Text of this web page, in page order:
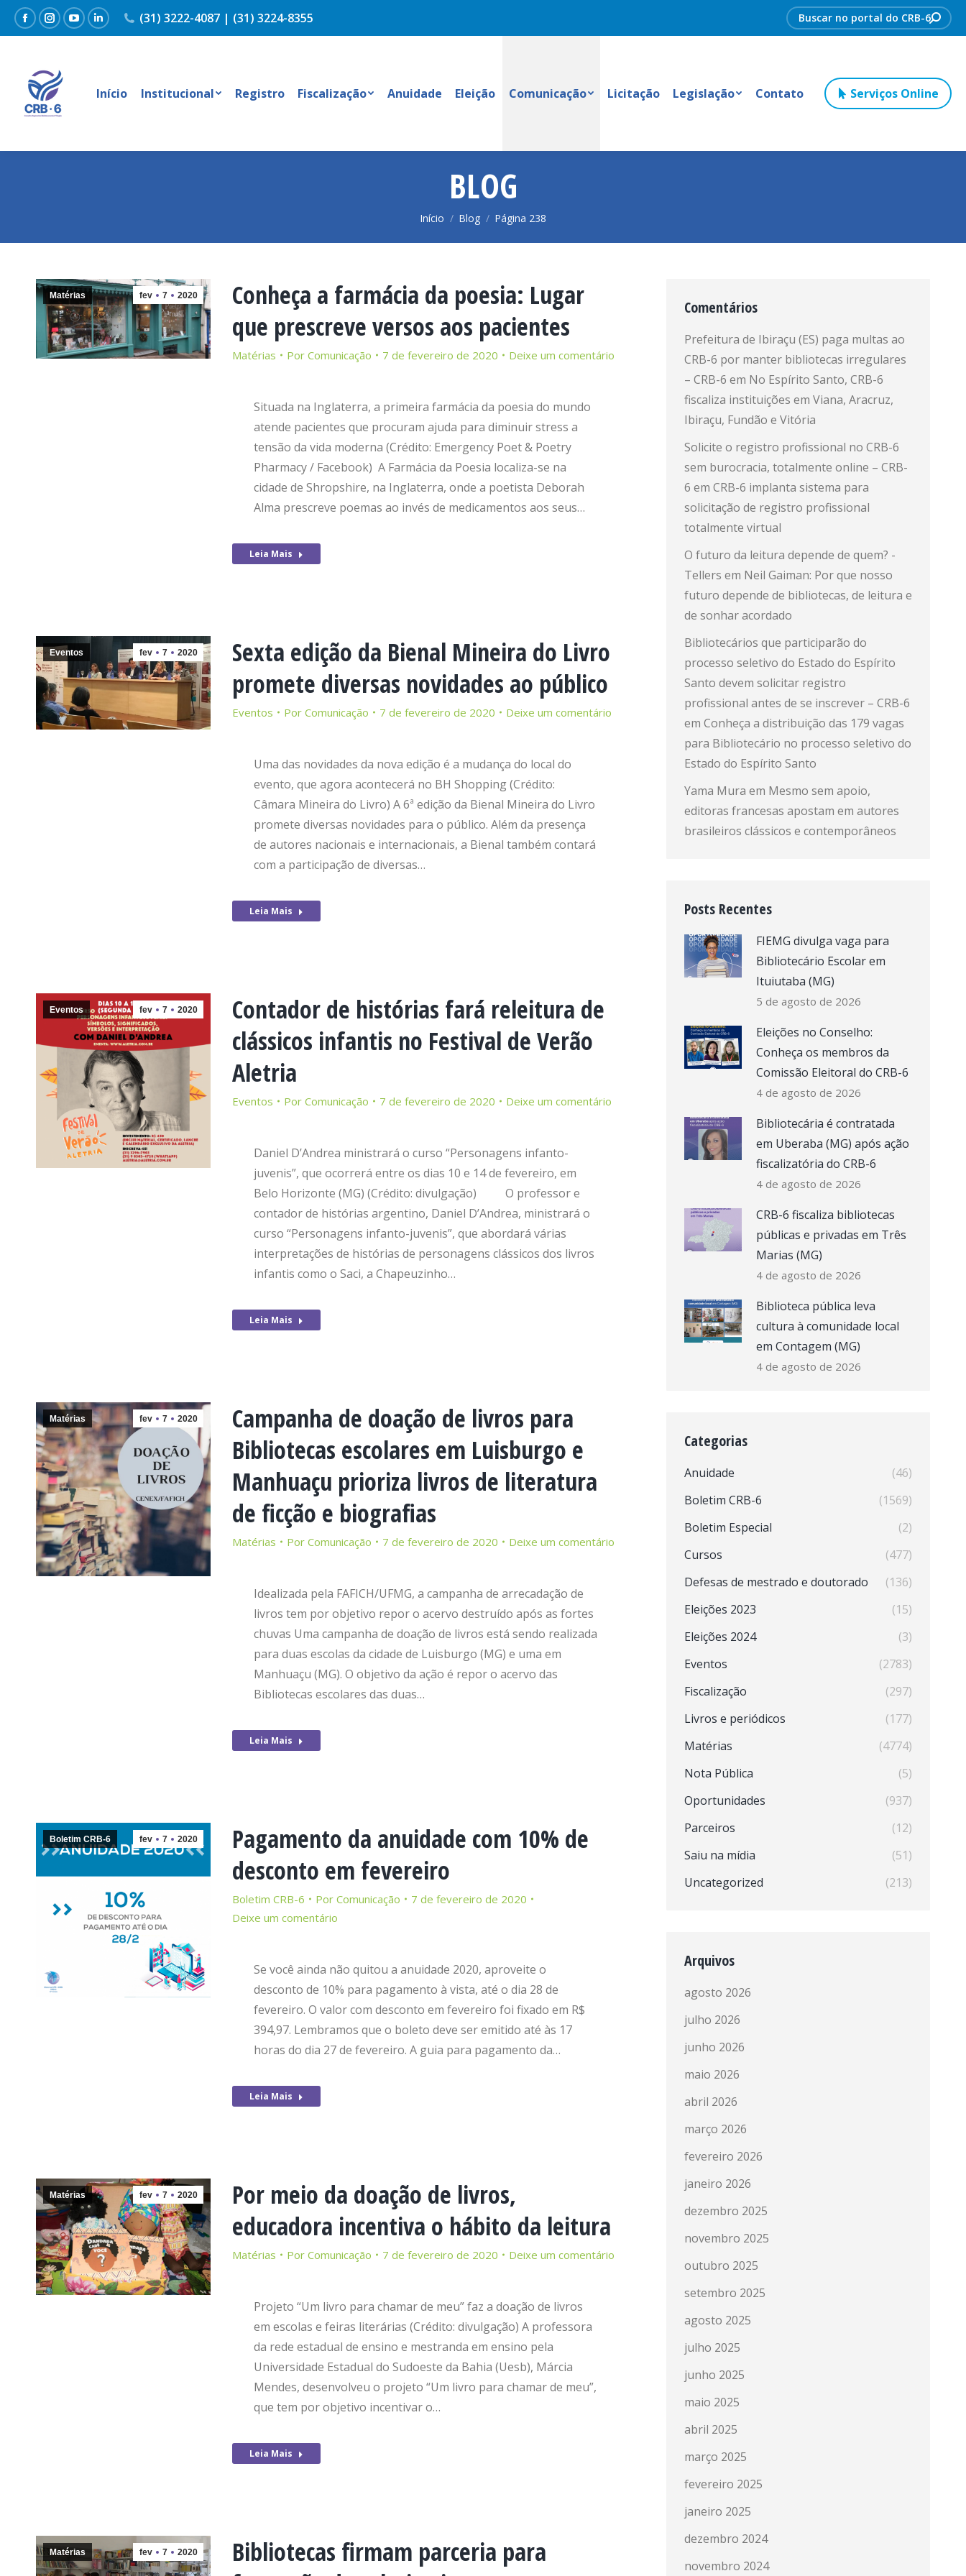
FacebookInstagram
YouTubeLinkedin
(31) 3222-4087 | (31) 3224-8355 Search:
Início Institucional Registro Fiscalização Anuidade Eleição Comunicação Licitação Legislação Contato Serviços Online
BLOG
Você está aqui:
Início Blog Página 238
fev 7 2020
Matérias
Conheça a farmácia da poesia: Lugar
que prescreve versos aos pacientes
Matérias PorComunicação 7 de fevereiro de 2020 Deixe um comentário
Situada na Inglaterra, a primeira farmácia da poesia do mundo
atende pacientes que procuram ajuda para diminuir stress a
tensão da vida moderna (Crédito: Emergency Poet & Poetry
Pharmacy / Facebook) A Farmácia da Poesia localiza-se na
cidade de Shropshire, na Inglaterra, onde a poetista Deborah
Alma prescreve poemas ao invés de medicamentos aos seus…
Leia Mais
fev 7 2020
Eventos
Sexta edição da Bienal Mineira do Livro
promete diversas novidades ao público
Eventos PorComunicação 7 de fevereiro de 2020 Deixe um comentário
Uma das novidades da nova edição é a mudança do local do
evento, que agora acontecerá no BH Shopping (Crédito:
Câmara Mineira do Livro) A 6ª edição da Bienal Mineira do Livro
promete diversas novidades para o público. Além da presença
de autores nacionais e internacionais, a Bienal também contará
com a participação de diversas…
Leia Mais
fev 7 2020
Eventos
Contador de histórias fará releitura de
clássicos infantis no Festival de Verão
Aletria
Eventos PorComunicação 7 de fevereiro de 2020 Deixe um comentário
Daniel D’Andrea ministrará o curso “Personagens infanto-
juvenis”, que ocorrerá entre os dias 10 e 14 de fevereiro, em
Belo Horizonte (MG) (Crédito: divulgação) O professor e
contador de histórias argentino, Daniel D’Andrea, ministrará o
curso “Personagens infanto-juvenis”, que abordará várias
interpretações de histórias de personagens clássicos dos livros
infantis como o Saci, a Chapeuzinho…
Leia Mais
fev 7 2020
Matérias
Campanha de doação de livros para
Bibliotecas escolares em Luisburgo e
Manhuaçu prioriza livros de literatura
de ficção e biografias
Matérias PorComunicação 7 de fevereiro de 2020 Deixe um comentário
Idealizada pela FAFICH/UFMG, a campanha de arrecadação de
livros tem por objetivo repor o acervo destruído após as fortes
chuvas Uma campanha de doação de livros está sendo realizada
para duas escolas da cidade de Luisburgo (MG) e uma em
Manhuaçu (MG). O objetivo da ação é repor o acervo das
Bibliotecas escolares das duas…
Leia Mais
fev 7 2020
Boletim CRB-6
Pagamento da anuidade com 10% de
desconto em fevereiro
Boletim CRB-6 PorComunicação
7 de fevereiro de 2020
Deixe um comentário
Se você ainda não quitou a anuidade 2020, aproveite o
desconto de 10% para pagamento à vista, até o dia 28 de
fevereiro. O valor com desconto em fevereiro foi fixado em R$
394,97. Lembramos que o boleto deve ser emitido até às 17
horas do dia 27 de fevereiro. A guia para pagamento da…
Leia Mais
fev 7 2020
Matérias
Por meio da doação de livros,
educadora incentiva o hábito da leitura
Matérias PorComunicação 7 de fevereiro de 2020 Deixe um comentário
Projeto “Um livro para chamar de meu” faz a doação de livros
em escolas e feiras literárias (Crédito: divulgação) A professora
da rede estadual de ensino e mestranda em ensino pela
Universidade Estadual do Sudoeste da Bahia (Uesb), Márcia
Mendes, desenvolveu o projeto “Um livro para chamar de meu”,
que tem por objetivo incentivar o…
Leia Mais
fev 7 2020
Matérias
Bibliotecas firmam parceria para
Comentários
Prefeitura de Ibiraçu (ES) paga multas ao
CRB-6 por manter bibliotecas irregulares
– CRB-6 em No Espírito Santo, CRB-6
fiscaliza instituições em Viana, Aracruz,
Ibiraçu, Fundão e Vitória
Solicite o registro profissional no CRB-6
sem burocracia, totalmente online – CRB-
6 em CRB-6 implanta sistema para
solicitação de registro profissional
totalmente virtual
O futuro da leitura depende de quem? -
Tellers em Neil Gaiman: Por que nosso
futuro depende de bibliotecas, de leitura e
de sonhar acordado
Bibliotecários que participarão do
processo seletivo do Estado do Espírito
Santo devem solicitar registro
profissional antes de se inscrever – CRB-6
em Conheça a distribuição das 179 vagas
para Bibliotecário no processo seletivo do
Estado do Espírito Santo
Yama Mura em Mesmo sem apoio,
editoras francesas apostam em autores
brasileiros clássicos e contemporâneos
Posts Recentes
FIEMG divulga vaga para
Bibliotecário Escolar em
Ituiutaba (MG)
5 de agosto de 2026
Eleições no Conselho:
Conheça os membros da
Comissão Eleitoral do CRB-6
4 de agosto de 2026
Bibliotecária é contratada
em Uberaba (MG) após ação
fiscalizatória do CRB-6
4 de agosto de 2026
CRB-6 fiscaliza bibliotecas
públicas e privadas em Três
Marias (MG)
4 de agosto de 2026
Biblioteca pública leva
cultura à comunidade local
em Contagem (MG)
4 de agosto de 2026
Categorias
Anuidade
(46)
Boletim CRB-6
(1569)
Boletim Especial
(2)
Cursos
(477)
Defesas de mestrado e doutorado
(136)
Eleições 2023
(15)
Eleições 2024
(3)
Eventos
(2783)
Fiscalização
(297)
Livros e periódicos
(177)
Matérias
(4774)
Nota Pública
(5)
Oportunidades
(937)
Parceiros
(12)
Saiu na mídia
(51)
Uncategorized
(213)
Arquivos
agosto 2026
julho 2026
junho 2026
maio 2026
abril 2026
março 2026
fevereiro 2026
janeiro 2026
dezembro 2025
novembro 2025
outubro 2025
setembro 2025
agosto 2025
julho 2025
junho 2025
maio 2025
abril 2025
março 2025
fevereiro 2025
janeiro 2025
dezembro 2024
novembro 2024